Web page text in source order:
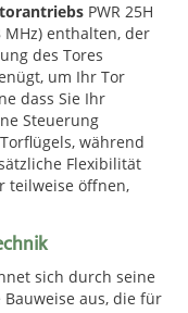
PWR 25H
enthalten, der
des Tores
um Ihr Tor
dass Sie Ihr
Steuerung
während
Flexibilität
teilweise öffnen,
sich durch seine
aus, die für